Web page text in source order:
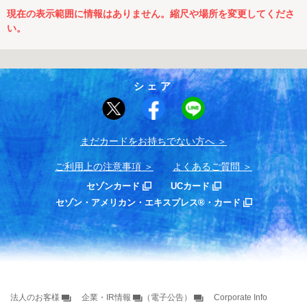
現在の表示範囲に情報はありません。縮尺や場所を変更してくださ
い。
シェア
まだカードをお持ちでない⽅へ
ご利用上の注意事項 よくあるご質問
セゾンカード
UCカード
セゾン・アメリカン・エキスプレス®・カード
法人のお客様 企業・IR情報 （電子公告） Corporate Info